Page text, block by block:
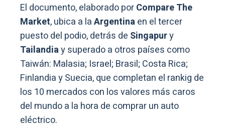
El documento, elaborado porCompare The
Market, ubica a laArgentinaen el tercer
puesto del podio, detrás de Singapury
Tailandiay superado a otros países como
Taiwán: Malasia; Israel; Brasil; Costa Rica;
Finlandia y Suecia, que completan el rankig de
los 10 mercados con los valores más caros
del mundo a la hora de comprar un auto
eléctrico.